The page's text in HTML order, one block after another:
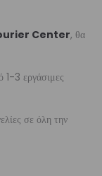
Center, θα
1-3 εργάσιμες
σε όλη την